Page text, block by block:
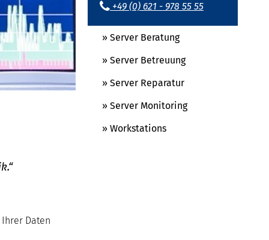
Daten
+49 (0) 621 - 978 55 55
» Server Beratung
» Server Betreuung
» Server Reparatur
» Server Monitoring
» Workstations